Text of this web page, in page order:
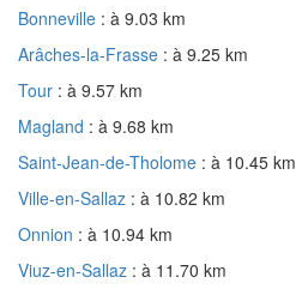
Bonneville : à 9.03 km
Arâches-la-Frasse : à 9.25 km
Tour : à 9.57 km
Magland : à 9.68 km
Saint-Jean-de-Tholome : à 10.45 km
Ville-en-Sallaz : à 10.82 km
Onnion : à 10.94 km
Viuz-en-Sallaz : à 11.70 km